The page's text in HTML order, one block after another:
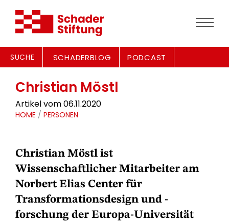
SUCHE SCHADERBLOG PODCAST
Christian Möstl
Artikel vom 06.11.2020
HOME / PERSONEN
Christian Möstl ist
Wissenschaftlicher Mitarbeiter am
Norbert Elias Center für
Transformationsdesign und -
forschung der Europa-Universität